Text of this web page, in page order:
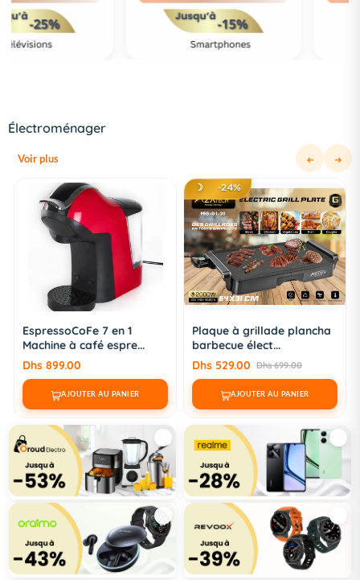
Électroménager
Voir plus
-24%
Plaque à grillade plancha
barbecue élect...
Dhs 529.00
AJOUTER AU PANIER
Friteuse sans Huile -
REVOLUTION 8L - 1...
Dhs 699.00
AJOUTER AU PANIER